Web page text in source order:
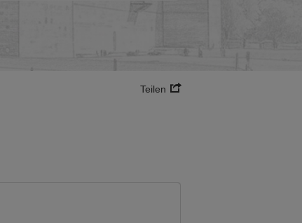
Teilen